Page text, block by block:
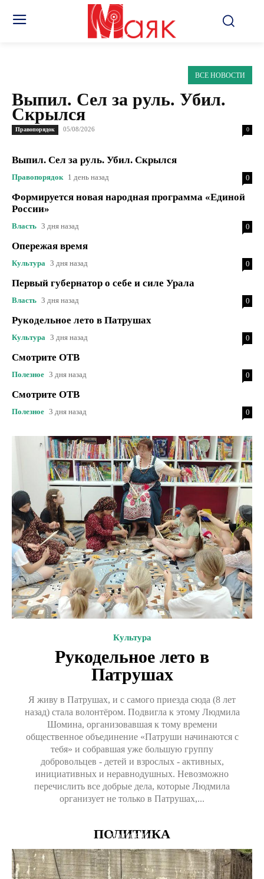
ВСЕ НОВОСТИ
Выпил. Сел за руль. Убил.
Скрылся
Правопорядок 05/08/2026 0
Выпил. Сел за руль. Убил. Скрылся
Правопорядок 1 день назад 0
Формируется новая народная программа «Единой
России»
Власть 3 дня назад 0
Опережая время
Культура 3 дня назад 0
Первый губернатор о себе и силе Урала
Власть 3 дня назад 0
Рукодельное лето в Патрушах
Культура 3 дня назад 0
Смотрите ОТВ
Полезное 3 дня назад 0
Смотрите ОТВ
Полезное 3 дня назад 0
Культура
Рукодельное лето в
Патрушах
Я живу в Патрушах, и с самого приезда сюда (8 лет
назад) стала волонтёром. Подвигла к этому Людмила
Шомина, организовавшая к тому времени
общественное объединение «Патруши начинаются с
тебя» и собравшая уже большую группу
добровольцев - детей и взрослых - активных,
инициативных и неравнодушных. Невозможно
перечислить все добрые дела, которые Людмила
организует не только в Патрушах,...
ПОДРОБНЕЕ
ПОЛИТИКА